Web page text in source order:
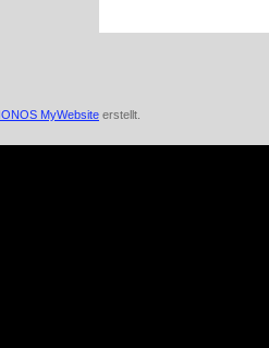
IONOS MyWebsite erstellt.